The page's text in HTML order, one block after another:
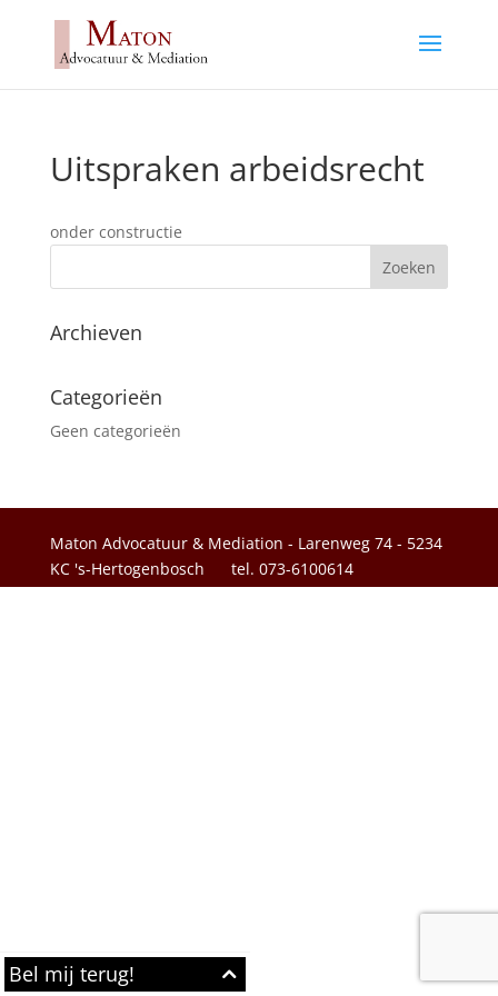
Uitspraken arbeidsrecht
onder constructie
Archieven
Categorieën
Geen categorieën
Maton Advocatuur & Mediation - Larenweg 74 - 5234
KC 's-Hertogenbosch
tel. 073-6100614
Bel mij terug!